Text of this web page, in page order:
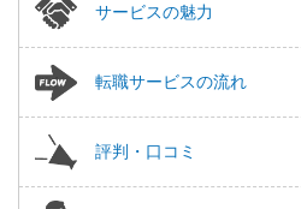
サービスの魅力
転職サービスの流れ
評判・口コミ